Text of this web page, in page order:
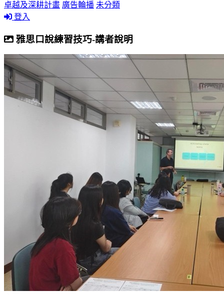
卓越及深耕計畫 廣告輪播 未分類
登入
雅思口說練習技巧-講者說明